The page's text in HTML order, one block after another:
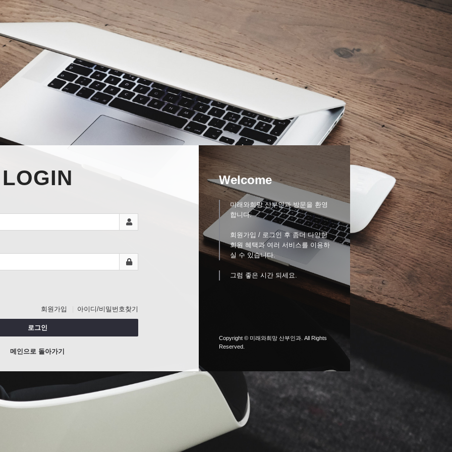
LOGIN
회원가입 아이디/비밀번호찾기
로그인
메인으로 돌아가기
Welcome
미래와희망 산부인과 방문을 환영
합니다.
회원가입 / 로그인 후 좀더 다양한
회원 혜택과 여러 서비스를 이용하
실 수 있습니다.
그럼 좋은 시간 되세요.
Copyright © 미래와희망 산부인과. All Rights
Reserved.